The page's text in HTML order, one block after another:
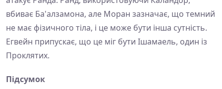
вбиває Ба'алзамона, але Моран зазначає, що темний
не має фізичного тіла, і це може бути інша сутність.
Егвейн припускає, що це міг бути Ішамаель, один із
Проклятих.
Підсумок